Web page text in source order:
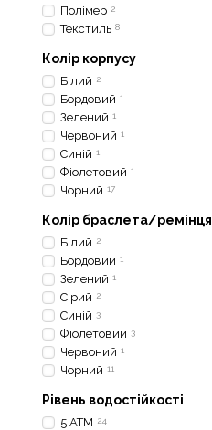
Полімер 2
Текстиль 8
Колір корпусу
Білий 2
Бордовий 1
Зелений 1
Червоний 1
Синій 1
Фіолетовий 1
Чорний 17
Колір браслета/ремінця
Білий 2
Бордовий 1
Зелений 1
Сірий 2
Синій 3
Фіолетовий 3
Червоний 1
Чорний 11
Рівень водостійкості
5 ATM 24